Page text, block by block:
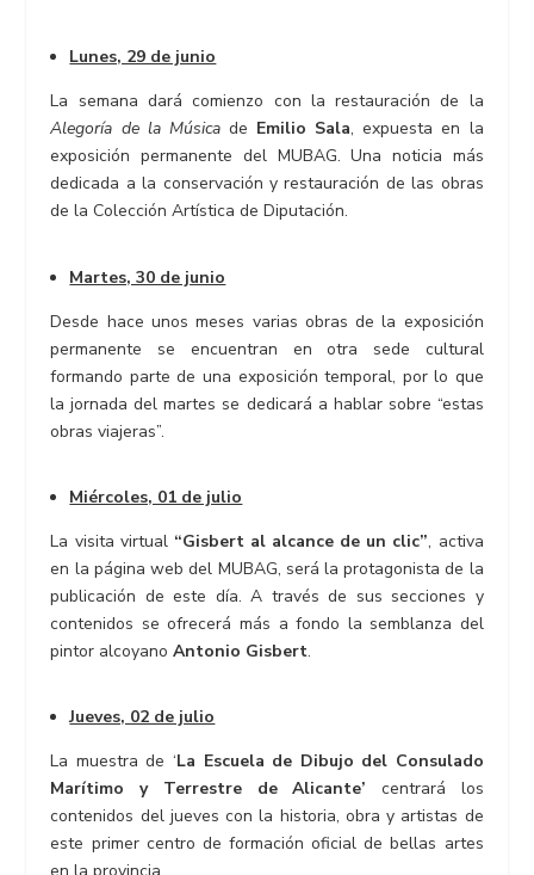
Lunes, 29 de junio
La semana dará comienzo con la restauración de la
Alegoría de la Músicade Emilio Sala, expuesta en la
exposición permanente del MUBAG. Una noticia más
dedicada a la conservación y restauración de las obras
de la Colección Artística de Diputación.
Martes, 30 de junio
Desde hace unos meses varias obras de la exposición
permanente se encuentran en otra sede cultural
formando parte de una exposición temporal, por lo que
la jornada del martes se dedicará a hablar sobre “estas
obras viajeras”.
Miércoles, 01 de julio
La visita virtual “Gisbert al alcance de un clic”, activa
en la página web del MUBAG, será la protagonista de la
publicación de este día. A través de sus secciones y
contenidos se ofrecerá más a fondo la semblanza del
pintor alcoyanoAntonio Gisbert.
Jueves, 02 de julio
La muestra de ‘La Escuela de Dibujo del Consulado
Marítimo y Terrestre de Alicante’ centrará los
contenidos del jueves con la historia, obra y artistas de
este primer centro de formación oficial de bellas artes